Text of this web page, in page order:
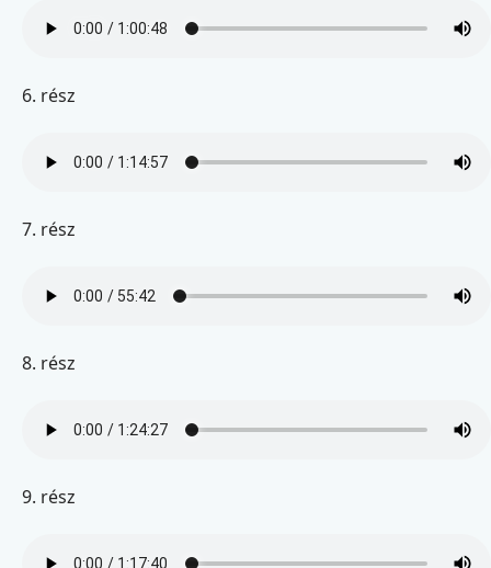
6. rész
7. rész
8. rész
9. rész